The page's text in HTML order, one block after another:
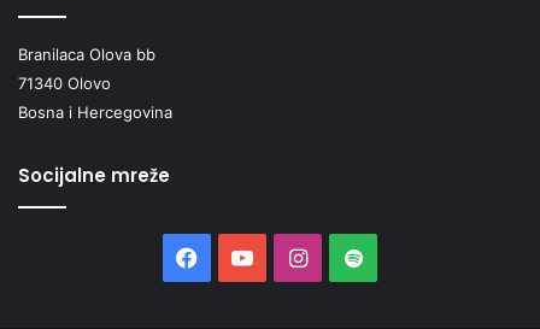
Branilaca Olova bb
71340 Olovo
Bosna i Hercegovina
Socijalne mreže
FacebookYouTubeInstagram
Spotify